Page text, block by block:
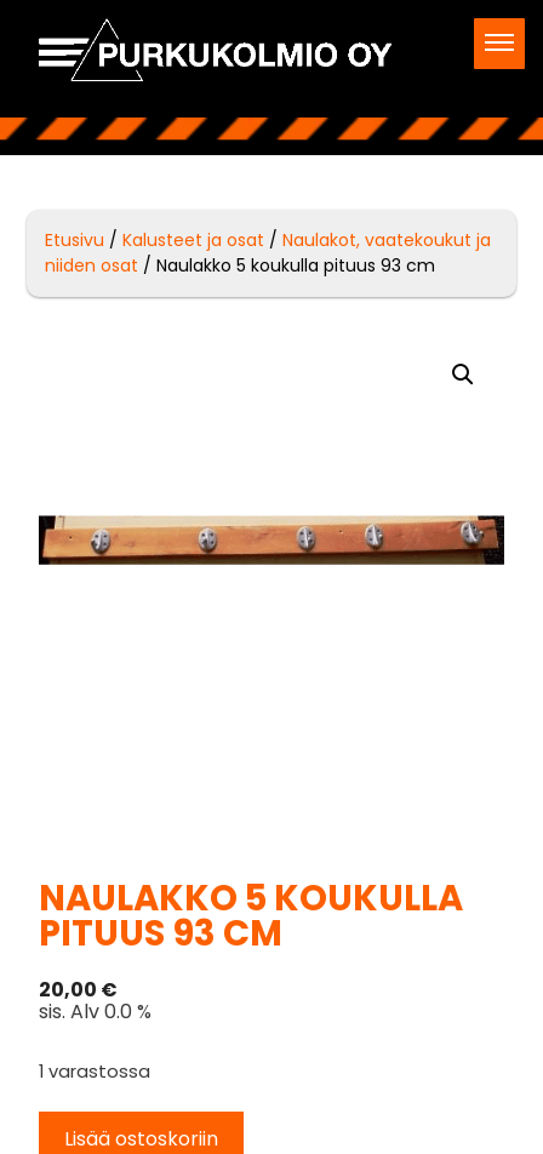
Etusivu /Kalusteet ja osat /Naulakot, vaatekoukut ja
niiden osat / Naulakko 5 koukulla pituus 93 cm
NAULAKKO 5 KOUKULLA
PITUUS 93 CM
20,00 €
sis. Alv 0.0 %
1 varastossa
Lisää ostoskoriin